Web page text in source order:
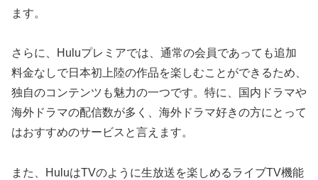
ます。
さらに、Huluプレミアでは、通常の会員であっても追加
料金なしで日本初上陸の作品を楽しむことができるため、
独自のコンテンツも魅力の一つです。特に、国内ドラマや
海外ドラマの配信数が多く、海外ドラマ好きの方にとって
はおすすめのサービスと言えます。
また、HuluはTVのように生放送を楽しめるライブTV機能